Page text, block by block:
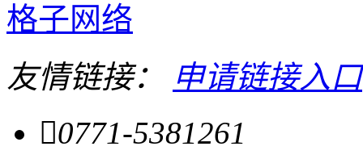
格子网络
友情链接：
申请链接入口
0771-5381261